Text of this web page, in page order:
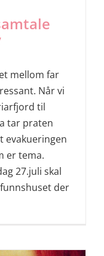
mellom far
Når vi
til
tar praten
evakueringen
er tema.
27.juli skal
der